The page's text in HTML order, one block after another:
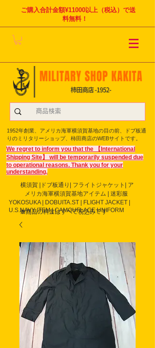
ご購入合計金額¥11000以上（税込）で送
料無料！
1952年創業、アメリカ海軍横須賀基地の目の前、ドブ板通
りのミリタリーショップ、柿田商店のWEBサイトです。
We regret to inform you that the 【International
Shipping Site】 will be temporarily suspended due
to operational reasons. Thank you for your
understanding.
横須賀 |ドブ板通り| フライト ジャケット| ア
メリカ海軍横須賀基地アイテム | 迷彩服
YOKOSUKA | DOBUITA.ST | FLIGHT JACKET |
U.S.NAVY ITEM | CAMOUFLAGE UNIFORM
※商品の料金はすべて税込みです